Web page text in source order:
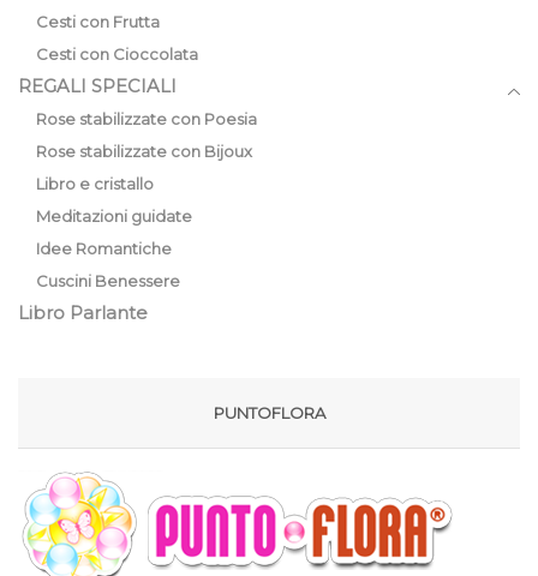
Cesti con Frutta
Cesti con Cioccolata
REGALI SPECIALI
Rose stabilizzate con Poesia
Rose stabilizzate con Bijoux
Libro e cristallo
Meditazioni guidate
Idee Romantiche
Cuscini Benessere
Libro Parlante
PUNTOFLORA